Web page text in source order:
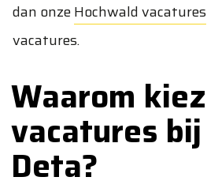
dan onzeHochwald vacatures
vacatures.
Waarom
vacatures bij
Deta?